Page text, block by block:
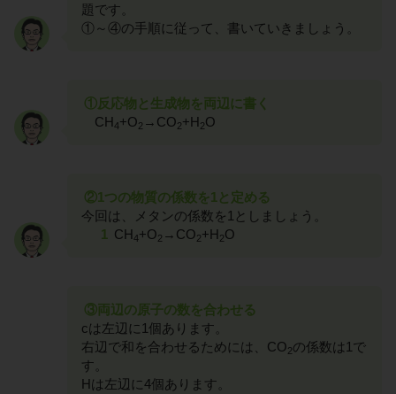
題です。
①～④の手順に従って、書いていきましょう。
①反応物と生成物を両辺に書く
CH4+O2 →CO2+H2O
②1つの物質の係数を1と定める
今回は、メタンの係数を1としましょう。
1 CH4+O2 →CO2+H2O
③両辺の原子の数を合わせる
cは左辺に1個あります。
右辺で和を合わせるためには、CO2の係数は1で
す。
Hは左辺に4個あります。